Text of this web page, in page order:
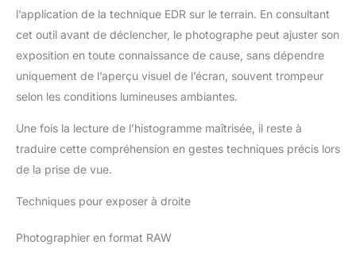
l’application de la technique EDR sur le terrain. En consultant
cet outil avant de déclencher, le photographe peut ajuster son
exposition en toute connaissance de cause, sans dépendre
uniquement de l’aperçu visuel de l’écran, souvent trompeur
selon les conditions lumineuses ambiantes.
Une fois la lecture de l’histogramme maîtrisée, il reste à
traduire cette compréhension en gestes techniques précis lors
de la prise de vue.
Techniques pour exposer à droite
Photographier en format RAW